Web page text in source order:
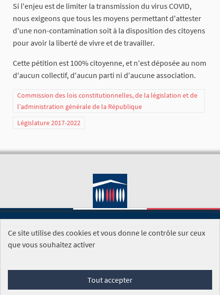
Si l'enjeu est de limiter la transmission du virus COVID,
nous exigeons que tous les moyens permettant d'attester
d'une non-contamination soit à la disposition des citoyens
pour avoir la liberté de vivre et de travailler.
Cette pétition est 100% citoyenne, et n'est déposée au nom
d'aucun collectif, d'aucun parti ni d'aucune association.
Commission des lois constitutionnelles, de la législation et de
l’administration générale de la République
Législature 2017-2022
SITE DE L'ASSEMBLÉE NATIONALE
Foire aux questions
Conditions générales d'utilisation (CGU)
Ce site utilise des cookies et vous donne le contrôle sur ceux
que vous souhaitez activer
Tout accepter